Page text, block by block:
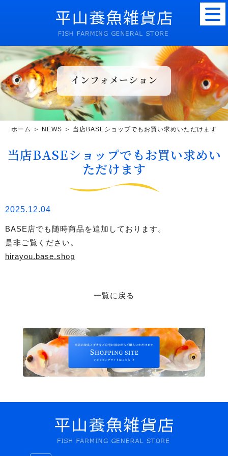
インフォメーション
ホーム ＞ NEWS ＞ 当店BASEショップでもお買い求めいただけます
当店BASEショップでもお買い求めい
ただけます
2025.12.04
BASE店でも随時商品を追加しております。
是非ご覧ください。
hirayou.base.shop
一覧に戻る